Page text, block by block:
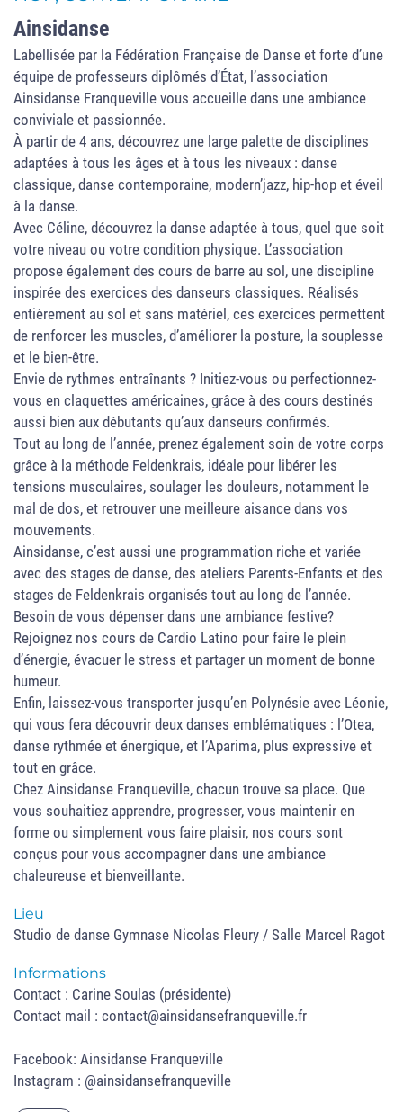
Ainsidanse
Labellisée par la Fédération Française de Danse et forte d’une
équipe de professeurs diplômés d’État, l’association
Ainsidanse Franqueville vous accueille dans une ambiance
conviviale et passionnée.
À partir de 4 ans, découvrez une large palette de disciplines
adaptées à tous les âges et à tous les niveaux : danse
classique, danse contemporaine, modern’jazz, hip-hop et éveil
à la danse.
Avec Céline, découvrez la danse adaptée à tous, quel que soit
votre niveau ou votre condition physique. L’association
propose également des cours de barre au sol, une discipline
inspirée des exercices des danseurs classiques. Réalisés
entièrement au sol et sans matériel, ces exercices permettent
de renforcer les muscles, d’améliorer la posture, la souplesse
et le bien-être.
Envie de rythmes entraînants ? Initiez-vous ou perfectionnez-
vous en claquettes américaines, grâce à des cours destinés
aussi bien aux débutants qu’aux danseurs confirmés.
Tout au long de l’année, prenez également soin de votre corps
grâce à la méthode Feldenkrais, idéale pour libérer les
tensions musculaires, soulager les douleurs, notamment le
mal de dos, et retrouver une meilleure aisance dans vos
mouvements.
Ainsidanse, c’est aussi une programmation riche et variée
avec des stages de danse, des ateliers Parents-Enfants et des
stages de Feldenkrais organisés tout au long de l’année.
Besoin de vous dépenser dans une ambiance festive?
Rejoignez nos cours de Cardio Latino pour faire le plein
d’énergie, évacuer le stress et partager un moment de bonne
humeur.
Enfin, laissez-vous transporter jusqu’en Polynésie avec Léonie,
qui vous fera découvrir deux danses emblématiques : l’Otea,
danse rythmée et énergique, et l’Aparima, plus expressive et
tout en grâce.
Chez Ainsidanse Franqueville, chacun trouve sa place. Que
vous souhaitiez apprendre, progresser, vous maintenir en
forme ou simplement vous faire plaisir, nos cours sont
conçus pour vous accompagner dans une ambiance
chaleureuse et bienveillante.
Lieu
Studio de danse Gymnase Nicolas Fleury / Salle Marcel Ragot
Informations
Contact : Carine Soulas (présidente)
Contact mail : contact@ainsidansefranqueville.fr
Facebook: Ainsidanse Franqueville
Instagram : @ainsidansefranqueville